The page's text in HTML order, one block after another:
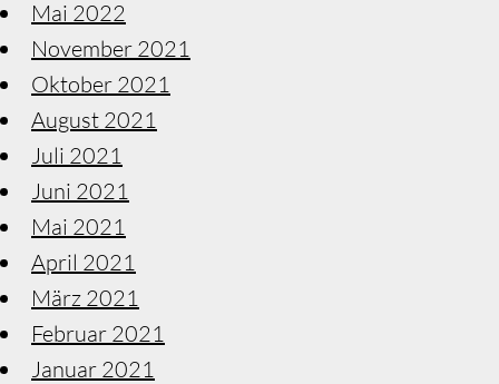
Mai 2022
November 2021
Oktober 2021
August 2021
Juli 2021
Juni 2021
Mai 2021
April 2021
März 2021
Februar 2021
Januar 2021